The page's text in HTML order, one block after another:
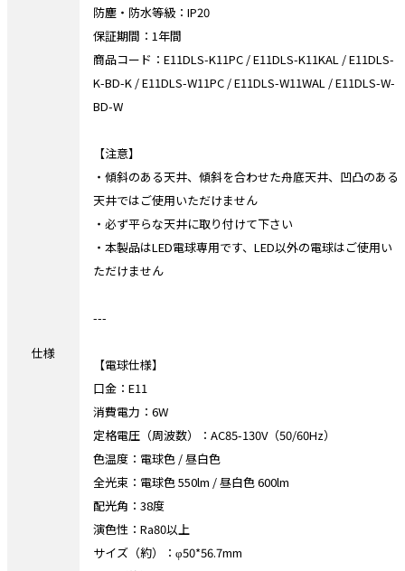
仕様
防塵・防水等級：IP20
保証期間：1年間
商品コード：E11DLS-K11PC / E11DLS-K11KAL / E11DLS-
K-BD-K / E11DLS-W11PC / E11DLS-W11WAL / E11DLS-W-
BD-W
【注意】
・傾斜のある天井、傾斜を合わせた舟底天井、凹凸のある
天井ではご使用いただけません
・必ず平らな天井に取り付けて下さい
・本製品はLED電球専用です、LED以外の電球はご使用い
ただけません
---
【電球仕様】
口金：E11
消費電力：6W
定格電圧（周波数）：AC85-130V（50/60Hz）
色温度：電球色 / 昼白色
全光束：電球色 550lm / 昼白色 600lm
配光角：38度
演色性：Ra80以上
サイズ（約）：φ50*56.7mm